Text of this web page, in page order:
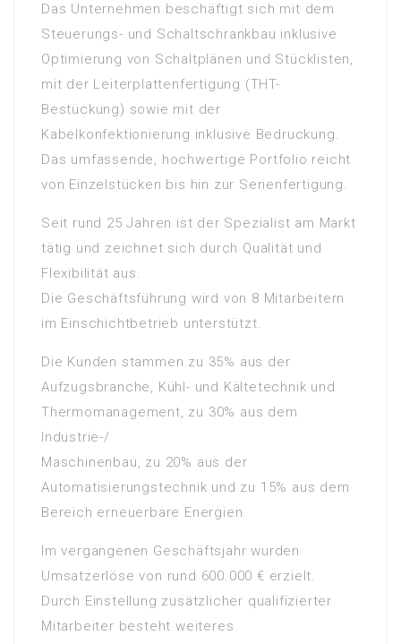
Das Unternehmen beschäftigt sich mit dem
Steuerungs- und Schaltschrankbau inklusive
Optimierung von Schaltplänen und Stücklisten,
mit der Leiterplattenfertigung (THT-
Bestückung) sowie mit der
Kabelkonfektionierung inklusive Bedruckung.
Das umfassende, hochwertige Portfolio reicht
von Einzelstücken bis hin zur Serienfertigung.
Seit rund 25 Jahren ist der Spezialist am Markt
tätig und zeichnet sich durch Qualität und
Flexibilität aus.
Die Geschäftsführung wird von 8 Mitarbeitern
im Einschichtbetrieb unterstützt.
Die Kunden stammen zu 35% aus der
Aufzugsbranche, Kühl- und Kältetechnik und
Thermomanagement, zu 30% aus dem
Industrie-/
Maschinenbau, zu 20% aus der
Automatisierungstechnik und zu 15% aus dem
Bereich erneuerbare Energien.
Im vergangenen Geschäftsjahr wurden
Umsatzerlöse von rund 600.000 € erzielt.
Durch Einstellung zusätzlicher qualifizierter
Mitarbeiter besteht weiteres